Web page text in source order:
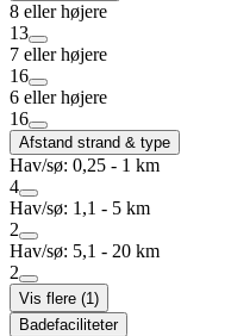
8 eller højere
13
7 eller højere
16
6 eller højere
16
Afstand strand & type
Hav/sø: 0,25 - 1 km
4
Hav/sø: 1,1 - 5 km
2
Hav/sø: 5,1 - 20 km
2
Vis flere (1)
Badefaciliteter